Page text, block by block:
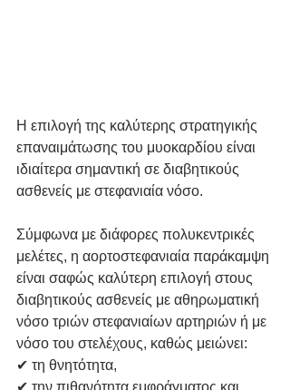
Η επιλογή της καλύτερης στρατηγικής
επαναιμάτωσης του μυοκαρδίου είναι
ιδιαίτερα σημαντική σε διαβητικούς
ασθενείς με στεφανιαία νόσο.
Σύμφωνα με διάφορες πολυκεντρικές
μελέτες, η αορτοστεφανιαία παράκαμψη
είναι σαφώς καλύτερη επιλογή στους
διαβητικούς ασθενείς με αθηρωματική
νόσο τριών στεφανιαίων αρτηριών ή με
νόσο του στελέχους, καθώς μειώνει:
✔ τη θνητότητα,
✔ την πιθανότητα εμφράγματος και